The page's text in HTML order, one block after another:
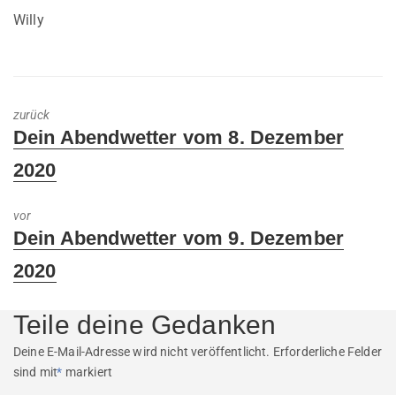
Willy
zurück
Previous
Dein Abendwetter vom 8. Dezember
2020
vor
Next
Dein Abendwetter vom 9. Dezember
2020
Teile deine Gedanken
Deine E-Mail-Adresse wird nicht veröffentlicht. Erforderliche Felder
sind mit* markiert